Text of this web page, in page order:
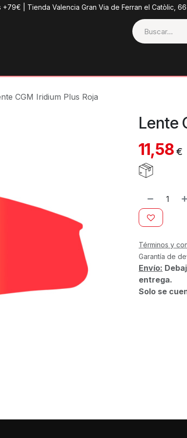
+79€ | Tienda Valencia Gran Via de Ferran el Catòlic,
CGM Iridium Plus Roja
Lente
11,58 €
Términos y
Garantía de
Envío:
entrega.
Solo se